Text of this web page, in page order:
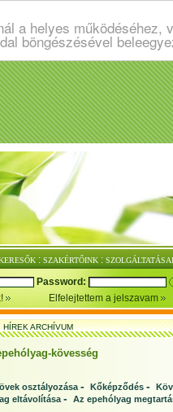
a helyes
böngészésével
: SZAKÉRTŐINK :
Password:
Elfelejtettem a jelszavam
HÍREK ARCHÍVUM
kövesség
osztályozása - Kőképződés -
eltávolítása - Az epehólyag